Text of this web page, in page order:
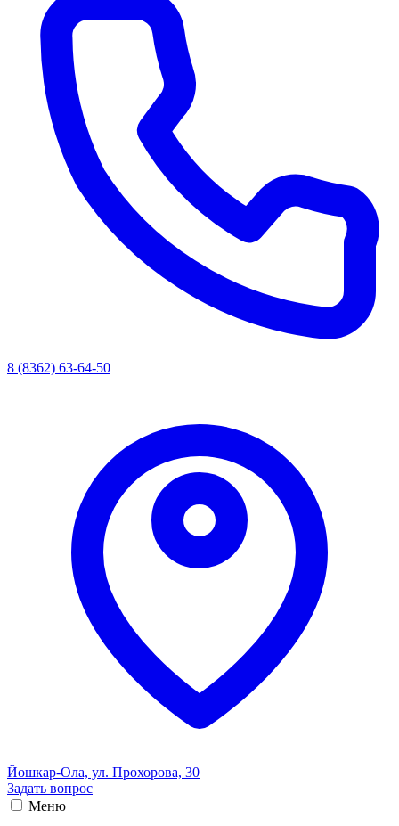
8 (8362) 63-64-50
Йошкар-Ола, ул. Прохорова, 30
Задать вопрос
Меню